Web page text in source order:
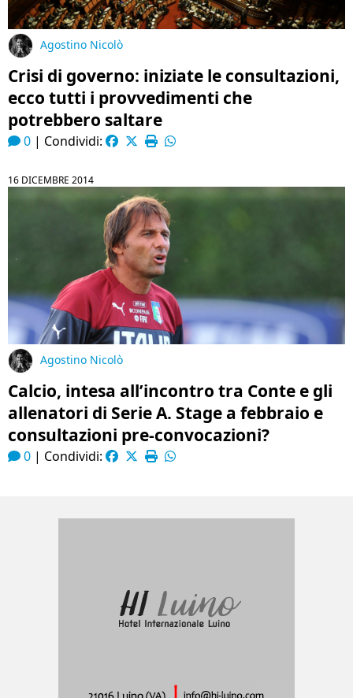
Agostino Nicolò
Crisi di governo: iniziate le consultazioni,
ecco tutti i provvedimenti che
potrebbero saltare
0 | Condividi:
16 DICEMBRE 2014
Agostino Nicolò
Calcio, intesa all’incontro tra Conte e gli
allenatori di Serie A. Stage a febbraio e
consultazioni pre-convocazioni?
0 | Condividi: